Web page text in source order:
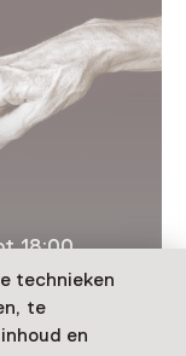
technieken
te
en
18:00